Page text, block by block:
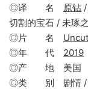
◎译 名 原钻
切割的宝石 / 未琢
◎片 名
◎年 代 2019
◎产 地 美国
◎类 别 剧情 /